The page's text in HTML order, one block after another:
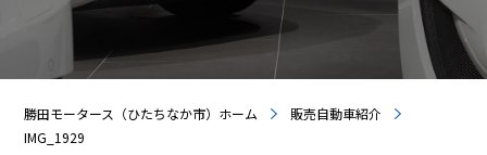
勝田モータース（ひたちなか市）ホーム
販売自動車紹介
IMG_1929